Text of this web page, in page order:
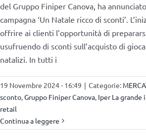
del Gruppo Finiper Canova, ha
campagna ‘Un Natale ricco di sconti’.
offrire ai clienti l’opportunità di
usufruendo di sconti sull’acquisto di
natalizi. In tutti i
19 Novembre 2024 - 16:49 | Categorie:
sconto Gruppo Finiper Canova Iper La grande i
retail
Continua a leggere